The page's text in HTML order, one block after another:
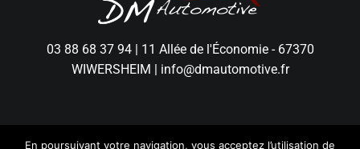
03 88 68 37 94| 11 Allée de l'Économie - 67370
WIWERSHEIM
info@dmautomotive.fr
En poursuivant votre navigation, vous acceptez l’utilisation de